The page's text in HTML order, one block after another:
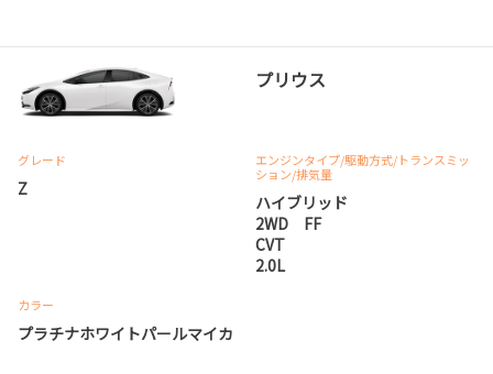
プリウス
グレード
Z
エンジンタイプ/駆動方式/トランスミッ
ション/排気量
ハイブリッド
2WD FF
CVT
2.0L
カラー
プラチナホワイトパールマイカ